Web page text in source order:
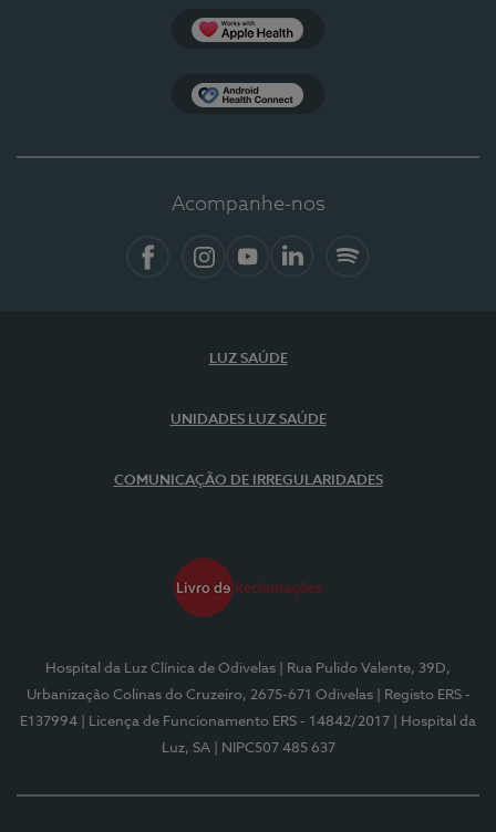
Acompanhe-nos
LUZ SAÚDE
UNIDADES LUZ SAÚDE
COMUNICAÇÃO DE IRREGULARIDADES
Hospital da Luz Clínica de Odivelas
| Rua Pulido Valente, 39D,
Urbanização Colinas do Cruzeiro, 2675-671 Odivelas
| Registo ERS -
E137994
| Licença de Funcionamento ERS - 14842/2017
| Hospital da
Luz, SA
| NIPC507 485 637